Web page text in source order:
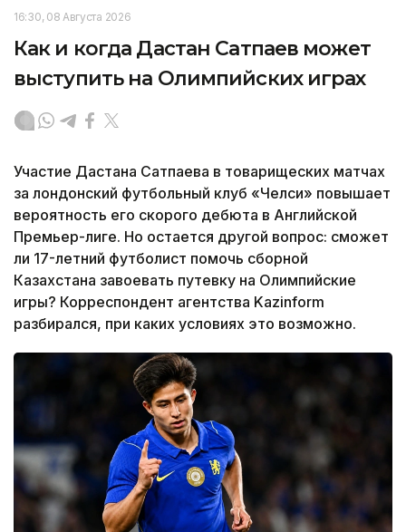
16:30, 08 Августа 2026
Как и когда Дастан Сатпаев может
выступить на Олимпийских играх
Участие Дастана Сатпаева в товарищеских матчах
за лондонский футбольный клуб «Челси» повышает
вероятность его скорого дебюта в Английской
Премьер-лиге. Но остается другой вопрос: сможет
ли 17-летний футболист помочь сборной
Казахстана завоевать путевку на Олимпийские
игры? Корреспондент агентства Kazinform
разбирался, при каких условиях это возможно.